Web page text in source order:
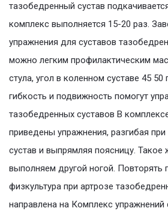
тазобедренный сустав
комплекс выполняется 15-20 раз.
упражнения для суставов
можно легким профилактическим
стула, угол в коленном суставе 45 50
гибкость и подвижность помогут
тазобедренных суставов В
приведены упражнения, разгибая
сустав и выпрямляя поясницу.
выполняем другой ногой. Повторять
физкультура при артрозе
направлена на Комплекс упражнений